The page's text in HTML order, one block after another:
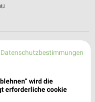
& Angebote für
Datenschutzbestimmungen
wird die
erforderliche cookie